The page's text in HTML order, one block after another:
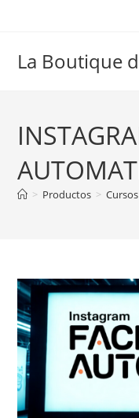
La Boutique
> Productos > Cursos